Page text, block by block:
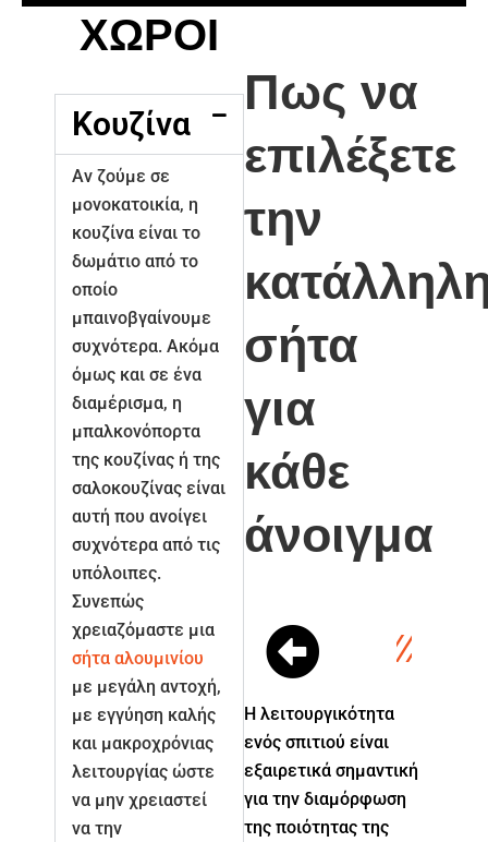
ΧΩΡΟΙ
Κουζίνα
Αν ζούμε σε
μονοκατοικία, η
κουζίνα είναι το
δωμάτιο από το
οποίο
μπαινοβγαίνουμε
συχνότερα. Ακόμα
όμως και σε ένα
διαμέρισμα, η
μπαλκονόπορτα
της κουζίνας ή της
σαλοκουζίνας είναι
αυτή που ανοίγει
συχνότερα από τις
υπόλοιπες.
Συνεπώς
χρειαζόμαστε μια
σήτα αλουμινίου
με μεγάλη αντοχή,
με εγγύηση καλής
και μακροχρόνιας
λειτουργίας ώστε
να μην χρειαστεί
να την
Πως να
επιλέξετε
την
σήτα
για
κάθε
άνοιγμα
Η λειτουργικότητα
ενός σπιτιού είναι
εξαιρετικά σημαντική
για την διαμόρφωση
της ποιότητας της